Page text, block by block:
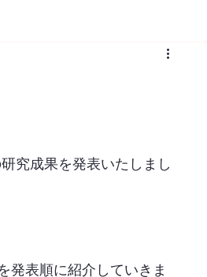
究成果を発表いたしまし
発表順に紹介していきま